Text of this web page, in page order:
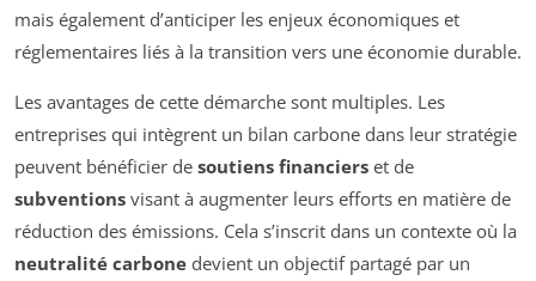
mais également d’anticiper les enjeux économiques et
réglementaires liés à la transition vers une économie durable.
Les avantages de cette démarche sont multiples. Les
entreprises qui intègrent un bilan carbone dans leur stratégie
peuvent bénéficier de soutiens financiers et de
subventions visant à augmenter leurs efforts en matière de
réduction des émissions. Cela s’inscrit dans un contexte où la
neutralité carbone devient un objectif partagé par un